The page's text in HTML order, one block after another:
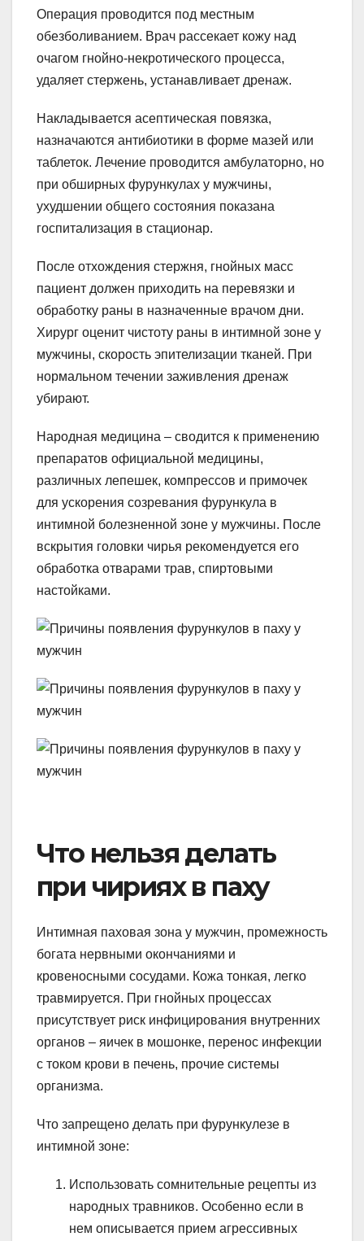
Операция проводится под местным
обезболиванием. Врач рассекает кожу над
очагом гнойно-некротического процесса,
удаляет стержень, устанавливает дренаж.
Накладывается асептическая повязка,
назначаются антибиотики в форме мазей или
таблеток. Лечение проводится амбулаторно, но
при обширных фурункулах у мужчины,
ухудшении общего состояния показана
госпитализация в стационар.
После отхождения стержня, гнойных масс
пациент должен приходить на перевязки и
обработку раны в назначенные врачом дни.
Хирург оценит чистоту раны в интимной зоне у
мужчины, скорость эпителизации тканей. При
нормальном течении заживления дренаж
убирают.
Народная медицина – сводится к применению
препаратов официальной медицины,
различных лепешек, компрессов и примочек
для ускорения созревания фурункула в
интимной болезненной зоне у мужчины. После
вскрытия головки чирья рекомендуется его
обработка отварами трав, спиртовыми
настойками.
Что нельзя делать
при чириях в паху
Интимная паховая зона у мужчин, промежность
богата нервными окончаниями и
кровеносными сосудами. Кожа тонкая, легко
травмируется. При гнойных процессах
присутствует риск инфицирования внутренних
органов – яичек в мошонке, перенос инфекции
с током крови в печень, прочие системы
организма.
Что запрещено делать при фурункулезе в
интимной зоне:
Использовать сомнительные рецепты из
народных травников. Особенно если в
нем описывается прием агрессивных